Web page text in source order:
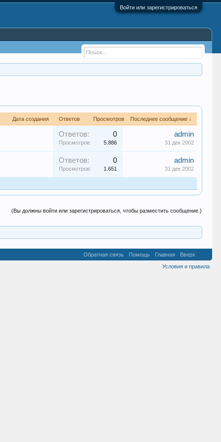
Войти или зарегистрироваться
Дата создания Ответов Просмотров Последнее сообщение ↓
Ответов: 0
Просмотров: 5.886
admin
31 дек 2002
Ответов: 0
Просмотров: 1.651
admin
31 дек 2002
(Вы должны войти или зарегистрироваться, чтобы разместить сообщение.)
Обратная связь Помощь Главная
Вверх
Условия и правила